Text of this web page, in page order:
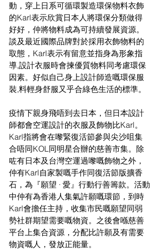
動，穿上日系可循環製造環保物料衣飾
的Karl表示欣賞日本人將環保分類做得
好好，仲將物料成為可持續發展資源。
談及最近國際品牌對於採用衣飾物料的
取態，Karl表示有留意並指身為形象指
導,設計衣服時會揀優質物料同考慮環保
因素。好似自己身上設計師造嘅環保服
裝,料輕身舒服又乎合綠色生活的標準。
疫情下親身飛唔到去日本，但日本設計
師都會空運設計的衣服及飾物比Karl。
Karl指將會在嚟緊復活節參與尖沙咀集
合唔同KOL同明星合辦的慈善市集。除
咗有日本及台灣空運過嚟嘅飾物之外，
仲有Karl自家製嘅手作同復活節版擴香
石，為『願望 · 愛』行動行善籌款。活動
中仲有為香港人集氣許願嘅環節，到時
Karl會擔任主持，收集市民嘅願望同弱
勢社群期望需要嘅物資。之後會喺慈善
平台上集合資源，分配比許願及有需要
物資嘅人，發放正能量。